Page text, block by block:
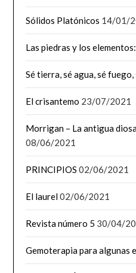
Sólidos Platónicos 14/01/
Las piedras y los elementos:
Sé tierra, sé agua, sé
El crisantemo 23/07/2021
Morrigan – La antigua
08/06/2021
PRINCIPIOS 02/06/2021
El laurel02/06/2021
Revista número 5 30/04/
Gemoterapia para algunas